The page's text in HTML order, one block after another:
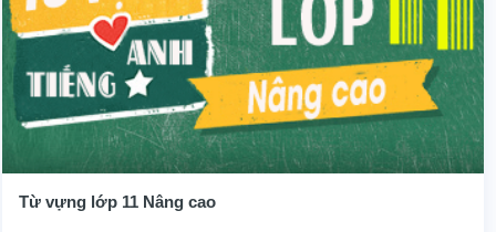
Từ vựng lớp 11 Nâng cao